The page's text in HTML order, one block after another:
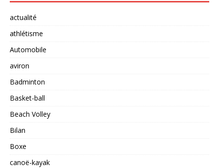
actualité
athlétisme
Automobile
aviron
Badminton
Basket-ball
Beach Volley
Bilan
Boxe
canoë-kayak